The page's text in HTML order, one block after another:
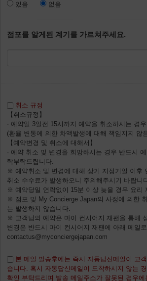
있음 없음
점포를 알게된 계기를 가르쳐주세요.
취소 규정
【취소규정】
· 예약일 3일전 15시까지 예약을 취소하시는 경
(환율 변동에 의한 차액발생에 대해 책임지지 않
【예약변경 및 취소에 대해서】
· 예약 취소 및 변경을 희망하시는 경우 반드시
락부탁드립니다.
※ 예약취소 및 변경에 대해 상기 지정기일 이후
취소 수수료가 발생하오니 주의해주시기 바랍니
※ 예약당일 연락없이 15분 이상 늦을 경우 요리
※ 점포 및 My Concierge Japan의 사정에 의한
는 발생하지 않습니다.
※ 고객님의 예약은 마이 컨시어지 재팬을 통해
변경은 반드시 마이 컨시어지 재팬에 아래 메일
contactus@myconciergejapan.com
본 메일 발송후에는 즉시 자동답신메일이 고
습니다. 혹시 자동답신메일이 도착하시지 않는
확인 부탁드리며 발송 메일주소가 잘못된 경우